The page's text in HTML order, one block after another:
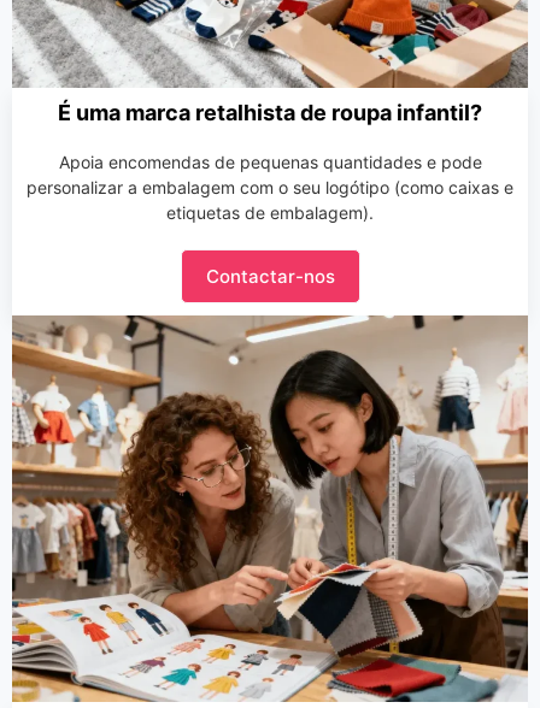
É uma marca retalhista de roupa infantil?
Apoia encomendas de pequenas quantidades e pode
personalizar a embalagem com o seu logótipo (como caixas e
etiquetas de embalagem).
Contactar-nos